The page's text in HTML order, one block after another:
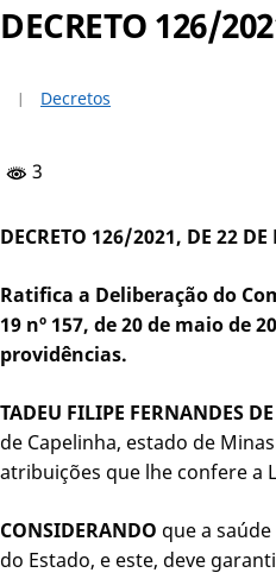
DECRETO 126/
Decretos
3
DECRETO 126/2021, DE 22
Ratifica a Deliberação do
19 nº 157, de 20 de maio de
providências.
TADEU FILIPE FERNANDES
de Capelinha, estado de
atribuições que lhe confere a
CONSIDERANDO que a
do Estado, e este, deve